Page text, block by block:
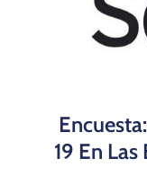
19 En